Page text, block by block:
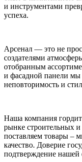
и инструментами
успеха.
Арсенал — это не
создателями
отобранным
и фасадной панели
неповторимость и
Наша компания
рынке строительных
поставляем товары –
качество. Доверие
подтверждение нашей